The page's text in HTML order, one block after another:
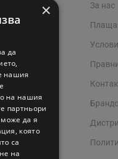
- 17:00
За нас
×
да
нашия
на нашия
партньори
да я
която
са
на